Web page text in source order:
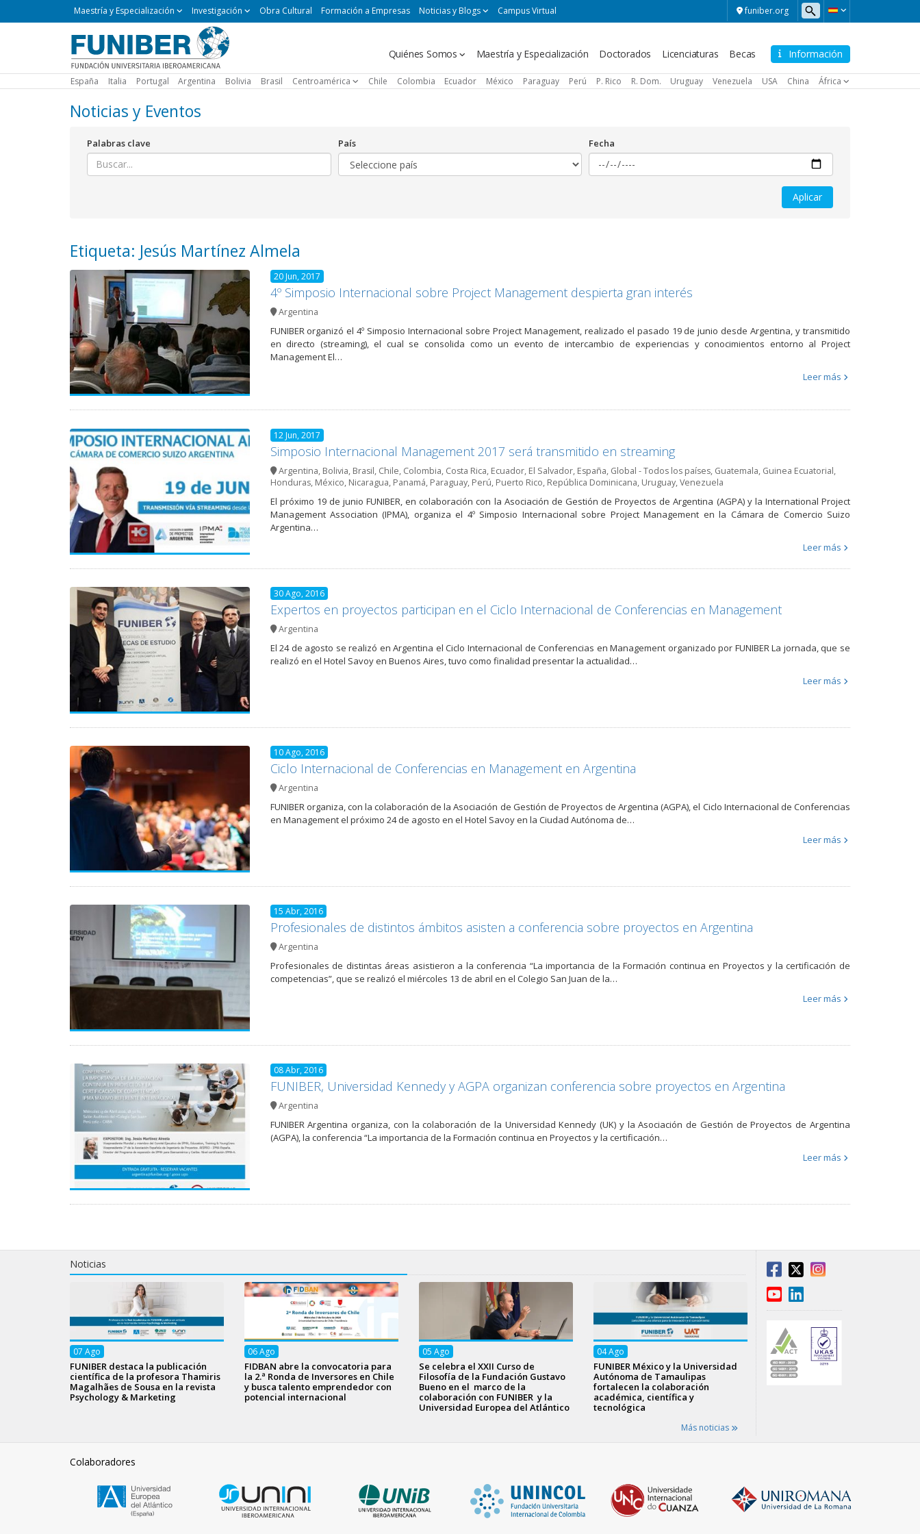
funiber.org
Maestría
Maestría y Especialización Investigación Obra Cultural Formación a Empresas Noticias y Blogs Campus Virtual
Información
Navegación
Quiénes Somos Maestría y Especialización Doctorados Licenciaturas Becas
España Italia Portugal Argentina Bolivia Brasil Centroamérica Chile Colombia Ecuador México Paraguay Perú P. Rico R. Dom. Uruguay Venezuela USA China África
Noticias y Eventos
Palabras clave País Fecha
Etiqueta: Jesús Martínez Almela
20 Jun, 2017
4º Simposio Internacional sobre Project Management despierta gran interés
Argentina
FUNIBER organizó el 4º Simposio Internacional sobre Project Management, realizado el pasado 19 de junio desde Argentina, y transmitido
en directo (streaming), el cual se consolida como un evento de intercambio de experiencias y conocimientos entorno al Project
Management El…
Leer más
12 Jun, 2017
Simposio Internacional Management 2017 será transmitido en streaming
Argentina, Bolivia, Brasil, Chile, Colombia, Costa Rica, Ecuador, El Salvador, España, Global - Todos los países, Guatemala, Guinea Ecuatorial,
Honduras, México, Nicaragua, Panamá, Paraguay, Perú, Puerto Rico, República Dominicana, Uruguay,Venezuela
El próximo 19 de junio FUNIBER, en colaboración con la Asociación de Gestión de Proyectos de Argentina (AGPA) y la International Project
Management Association (IPMA), organiza el 4º Simposio Internacional sobre Project Management en la Cámara de Comercio Suizo
Argentina…
Leer más
30 Ago, 2016
Expertos en proyectos participan en el Ciclo Internacional de Conferencias en Management
Argentina
El 24 de agosto se realizó en Argentina el Ciclo Internacional de Conferencias en Management organizado por FUNIBER La jornada, que se
realizó en el Hotel Savoy en Buenos Aires, tuvo como finalidad presentar la actualidad…
Leer más
10 Ago, 2016
Ciclo Internacional de Conferencias en Management en Argentina
Argentina
FUNIBER organiza, con la colaboración de la Asociación de Gestión de Proyectos de Argentina (AGPA), el Ciclo Internacional de Conferencias
en Management el próximo 24 de agosto en el Hotel Savoy en la Ciudad Autónoma de…
Leer más
15 Abr, 2016
Profesionales de distintos ámbitos asisten a conferencia sobre proyectos en Argentina
Argentina
Profesionales de distintas áreas asistieron a la conferencia “La importancia de la Formación continua en Proyectos y la certificación de
competencias”, que se realizó el miércoles 13 de abril en el Colegio San Juan de la…
Leer más
08 Abr, 2016
FUNIBER, Universidad Kennedy y AGPA organizan conferencia sobre proyectos en Argentina
Argentina
FUNIBER Argentina organiza, con la colaboración de la Universidad Kennedy (UK) y la Asociación de Gestión de Proyectos de Argentina
(AGPA), la conferencia “La importancia de la Formación continua en Proyectos y la certificación…
Leer más
Noticias
07 Ago
FUNIBER destaca la publicación
científica de la profesora Thamiris
Magalhães de Sousa en la revista
Psychology & Marketing
06Ago
FIDBAN abre la convocatoria para
la 2.ª Ronda de Inversores en Chile
y busca talento emprendedor con
potencial internacional
05 Ago
Se celebra el XXII Curso de
Filosofía de la Fundación Gustavo
Bueno en el marco de la
colaboración con FUNIBER y la
Universidad Europea del Atlántico
04Ago
FUNIBER México y la Universidad
Autónoma de Tamaulipas
fortalecen la colaboración
académica, científica y
tecnológica
Más noticias
Colaboradores